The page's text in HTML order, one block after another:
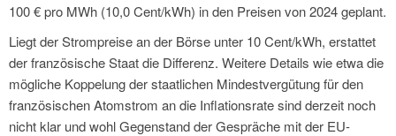
100 € pro MWh (10,0 Cent/kWh) in den Preisen von 2024 geplant.
Liegt der Strompreise an der Börse unter 10 Cent/kWh, erstattet
der französische Staat die Differenz. Weitere Details wie etwa die
mögliche Koppelung der staatlichen Mindestvergütung für den
französischen Atomstrom an die Inflationsrate sind derzeit noch
nicht klar und wohl Gegenstand der Gespräche mit der EU-